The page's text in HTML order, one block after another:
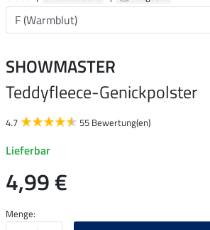
SHOWMASTER
Teddyfleece-Genickpolster
4.7 55 Bewertung(en)
Lieferbar
4,99 €
Menge: